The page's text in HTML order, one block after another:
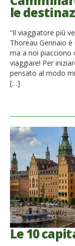
French
Italiano
le
“Il viaggiatore più
Thoreau Gennaio
ma a noi piacciono
viaggiare! Per
pensato al modo
[…]
Le 10